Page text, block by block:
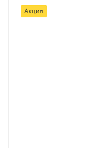
Акция